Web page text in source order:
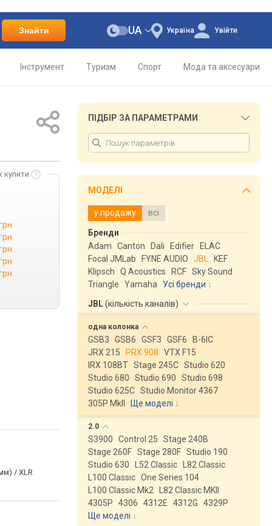
Знайти Україна
UA Увійти
Інструмент Туризм Спорт Мода та аксесуари
купити
/ XLR
ПІДБІР ЗА ПАРАМЕТРАМИ
МОДЕЛІ
у продажу всі
Бренди
Adam
Canton Dali Edifier
ELAC
Focal JMLab
FYNE AUDIO JBL
KEF
Klipsch
Q Acoustics RCF Sky Sound
Triangle
Yamaha
Усі бренди
JBL(кількість каналів)
одна колонка
GSB3 GSB6 GSF3 GSF6
B-6IC
JRX 215
PRX 908
VTX F15
IRX 108BT Stage 245C Studio 620
Studio 680
Studio 690
Studio 698
Studio 625C Studio Monitor 4367
305P MkII
Ще моделі ↓
2.0
S3900 Control 25
Stage 240B
Stage 260F Stage 280F Studio 190
Studio 630
L52 Classic
L82 Classic
L100 Classic One Series 104
L100 Classic Mk2
L82 Classic MKII
4305P
4306 4312E 4312G
4329P
Ще моделі ↓